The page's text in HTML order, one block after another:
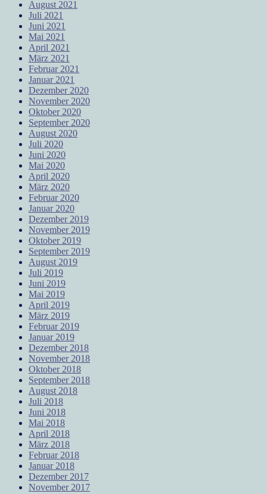
August 2021
Juli 2021
Juni 2021
Mai 2021
April 2021
März 2021
Februar 2021
Januar 2021
Dezember 2020
November 2020
Oktober 2020
September 2020
August 2020
Juli 2020
Juni 2020
Mai 2020
April 2020
März 2020
Februar 2020
Januar 2020
Dezember 2019
November 2019
Oktober 2019
September 2019
August 2019
Juli 2019
Juni 2019
Mai 2019
April 2019
März 2019
Februar 2019
Januar 2019
Dezember 2018
November 2018
Oktober 2018
September 2018
August 2018
Juli 2018
Juni 2018
Mai 2018
April 2018
März 2018
Februar 2018
Januar 2018
Dezember 2017
November 2017